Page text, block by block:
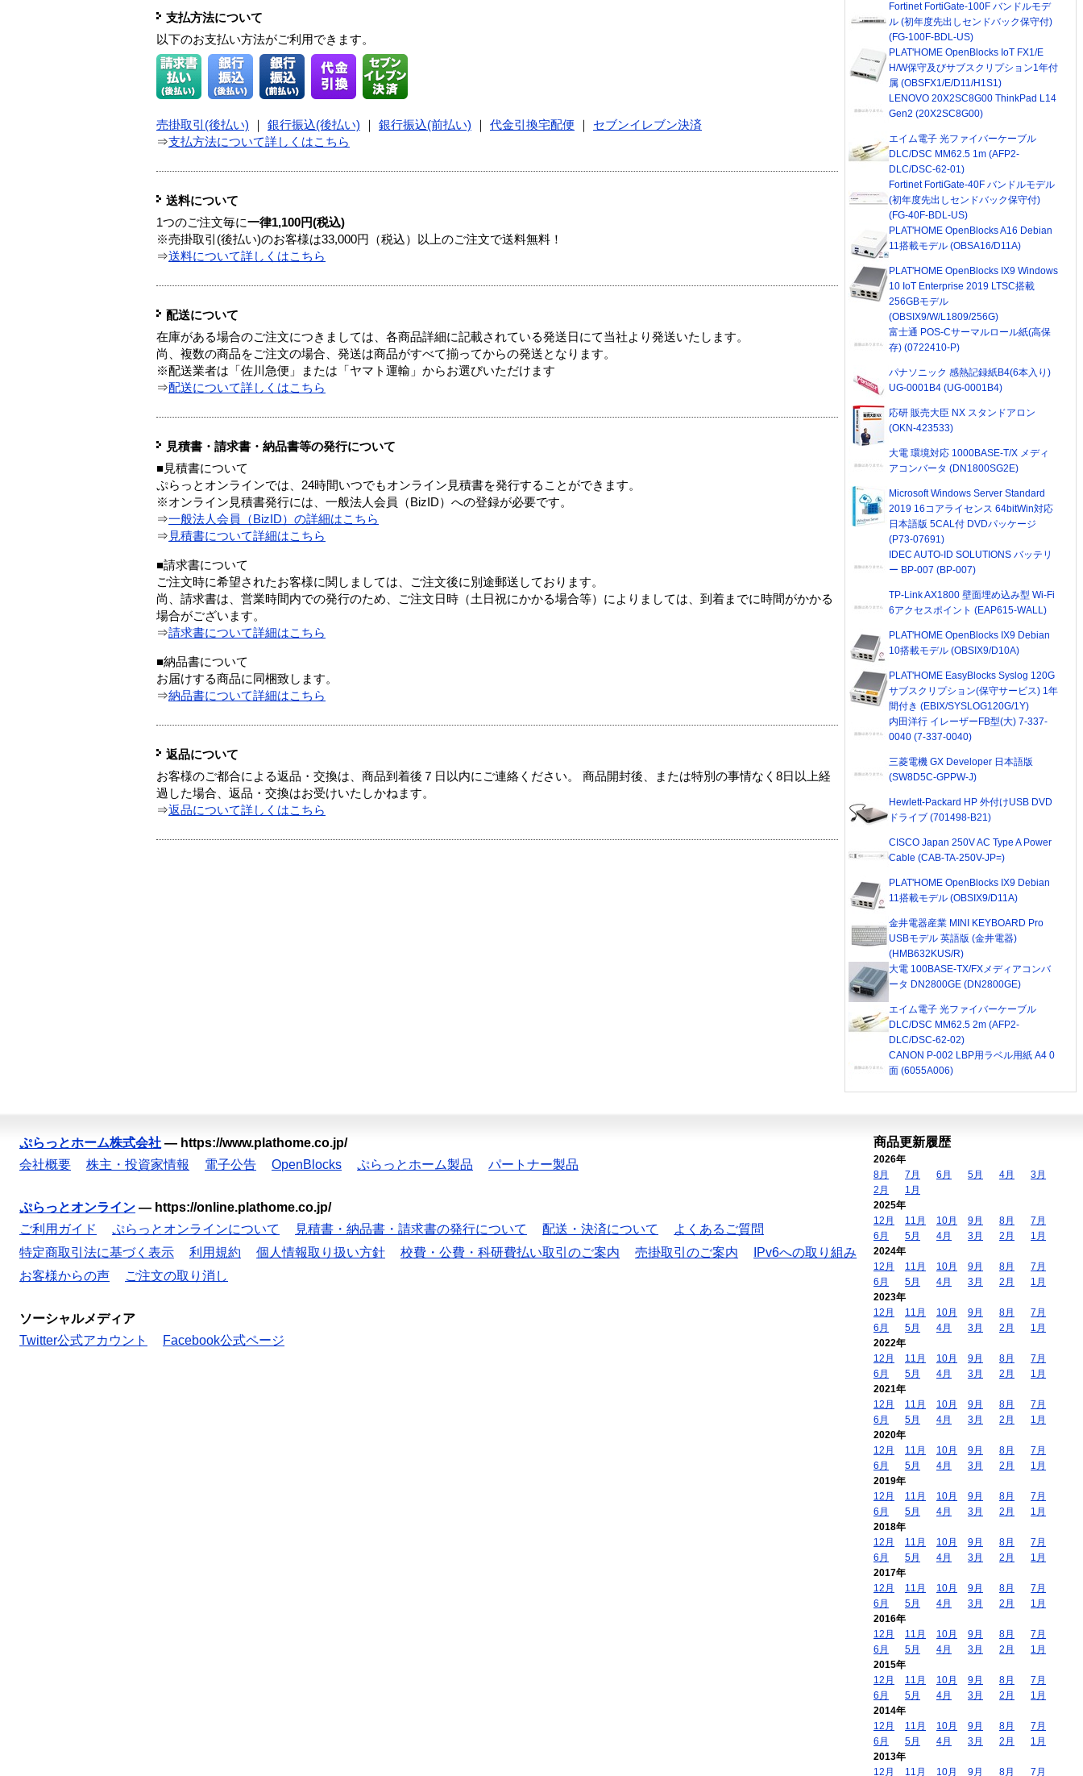
支払方法について
以下のお支払い方法がご利用できます。
売掛取引(後払い) ｜ 銀行振込(後払い) ｜ 銀行振込(前払い) ｜ 代金引換宅配便 ｜ セブンイレブン決済
⇒支払方法について詳しくはこちら
送料について
1つのご注文毎に一律1,100円(税込)
※売掛取引(後払い)のお客様は33,000円（税込）以上のご注文で送料無料！
⇒送料について詳しくはこちら
配送について
在庫がある場合のご注文につきましては、各商品詳細に記載されている発送日にて当社より発送いたします。
尚、複数の商品をご注文の場合、発送は商品がすべて揃ってからの発送となります。
※配送業者は「佐川急便」または「ヤマト運輸」からお選びいただけます
⇒配送について詳しくはこちら
見積書・請求書・納品書等の発行について
■見積書について
ぷらっとオンラインでは、24時間いつでもオンライン見積書を発行することができます。
※オンライン見積書発行には、一般法人会員（BizID）への登録が必要です。
⇒一般法人会員（BizID）の詳細はこちら
⇒ 見積書について詳細はこちら
■請求書について
ご注文時に希望されたお客様に関しましては、ご注文後に別途郵送しております。
尚、請求書は、営業時間内での発行のため、ご注文日時（土日祝にかかる場合等）によりましては、到着までに時間がかかる
場合がございます。
⇒請求書について詳細はこちら
■納品書について
お届けする商品に同梱致します。
⇒納品書について詳細はこちら
返品について
お客様のご都合による返品・交換は、商品到着後７日以内にご連絡ください。 商品開封後、または特別の事情なく8日以上経
過した場合、返品・交換はお受けいたしかねます。
⇒返品について詳しくはこちら
Fortinet FortiGate-100F バンドルモデ
ル (初年度先出しセンドバック保守付)
(FG-100F-BDL-US)
PLAT'HOME OpenBlocks IoT FX1/E
H/W保守及びサブスクリプション1年付
属 (OBSFX1/E/D11/H1S1)
LENOVO 20X2SC8G00 ThinkPad L14
Gen2 (20X2SC8G00)
エイム電子 光ファイバーケーブル
DLC/DSC MM62.5 1m (AFP2-
DLC/DSC-62-01)
Fortinet FortiGate-40F バンドルモデル
(初年度先出しセンドバック保守付)
(FG-40F-BDL-US)
PLAT'HOME OpenBlocks A16 Debian
11搭載モデル (OBSA16/D11A)
PLAT'HOME OpenBlocks IX9 Windows
10 IoT Enterprise 2019 LTSC搭載
256GBモデル
(OBSIX9/W/L1809/256G)
富士通 POS-Cサーマルロール紙(高保
存) (0722410-P)
パナソニック 感熱記録紙B4(6本入り)
UG-0001B4 (UG-0001B4)
応研 販売大臣 NX スタンドアロン
(OKN-423533)
大電 環境対応 1000BASE-T/X メディ
アコンバータ (DN1800SG2E)
Microsoft Windows Server Standard
2019 16コアライセンス 64bitWin対応
日本語版 5CAL付 DVDパッケージ
(P73-07691)
IDEC AUTO-ID SOLUTIONS バッテリ
ー BP-007 (BP-007)
TP-Link AX1800 壁面埋め込み型 Wi-Fi
6アクセスポイント (EAP615-WALL)
PLAT'HOME OpenBlocks IX9 Debian
10搭載モデル (OBSIX9/D10A)
PLAT'HOME EasyBlocks Syslog 120G
サブスクリプション(保守サービス) 1年
間付き (EBIX/SYSLOG120G/1Y)
内田洋行 イレーザーFB型(大) 7-337-
0040 (7-337-0040)
三菱電機 GX Developer 日本語版
(SW8D5C-GPPW-J)
Hewlett-Packard HP 外付けUSB DVD
ドライブ (701498-B21)
CISCO Japan 250V AC Type A Power
Cable (CAB-TA-250V-JP=)
PLAT'HOME OpenBlocks IX9 Debian
11搭載モデル (OBSIX9/D11A)
金井電器産業 MINI KEYBOARD Pro
USBモデル 英語版 (金井電器)
(HMB632KUS/R)
大電 100BASE-TX/FXメディアコンバ
ータ DN2800GE (DN2800GE)
エイム電子 光ファイバーケーブル
DLC/DSC MM62.5 2m (AFP2-
DLC/DSC-62-02)
CANON P-002 LBP用ラベル用紙 A4 0
面 (6055A006)
ぷらっとホーム株式会社 — https://www.plathome.co.jp/
会社概要
株主・投資家情報 電子公告 OpenBlocks ぷらっとホーム製品 パートナー製品
ぷらっとオンライン — https://online.plathome.co.jp/
ご利用ガイド
ぷらっとオンラインについて 見積書・納品書・請求書の発行について 配送・決済について
よくあるご質問
特定商取引法に基づく表示
利用規約 個人情報取り扱い方針 校費・公費・科研費払い取引のご案内 売掛取引のご案内
IPv6への取り組み
お客様からの声
ご注文の取り消し
ソーシャルメディア
Twitter公式アカウント
Facebook公式ページ
商品更新履歴
2026年
8月
7月 6月 5月 4月
3月
2月
1月
2025年
12月
11月 10月 9月 8月
7月
6月
5月 4月 3月 2月
1月
2024年
12月
11月 10月 9月 8月
7月
6月
5月 4月 3月 2月
1月
2023年
12月
11月 10月 9月 8月
7月
6月
5月 4月 3月 2月
1月
2022年
12月
11月 10月 9月 8月
7月
6月
5月 4月 3月 2月
1月
2021年
12月
11月 10月 9月 8月
7月
6月
5月 4月 3月 2月
1月
2020年
12月
11月 10月 9月 8月
7月
6月
5月 4月 3月 2月
1月
2019年
12月
11月 10月 9月 8月
7月
6月
5月 4月 3月 2月
1月
2018年
12月
11月 10月 9月 8月
7月
6月
5月 4月 3月 2月
1月
2017年
12月
11月 10月 9月 8月
7月
6月
5月 4月 3月 2月
1月
2016年
12月
11月 10月 9月 8月
7月
6月
5月 4月 3月 2月
1月
2015年
12月
11月 10月 9月 8月
7月
6月
5月 4月 3月 2月
1月
2014年
12月
11月 10月 9月 8月
7月
6月
5月 4月 3月 2月
1月
2013年
12月
11月 10月 9月 8月 7月